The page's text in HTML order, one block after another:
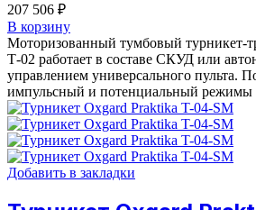
207 506 ₽
В корзину
Моторизованный тумбовый турникет-
Т-02 работает в составе СКУД или
управлением универсального пульта.
импульсный и потенциальный режимы
Добавить в закладки